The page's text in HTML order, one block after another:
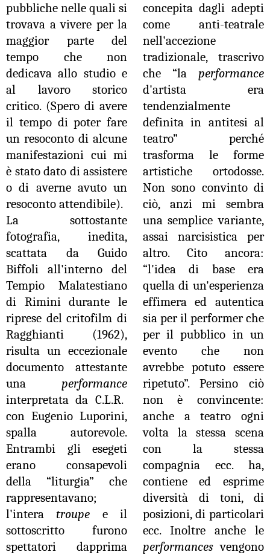
pubbliche nelle quali si
trovava a vivere per la
maggior parte del
tempo che non
dedicava allo studio e
al lavoro storico
critico. (Spero di avere
il tempo di poter fare
un resoconto di alcune
manifestazioni cui mi
è stato dato di assistere
o di averne avuto un
resoconto attendibile).
La sottostante
fotografia, inedita,
scattata da Guido
Biffoli all'interno del
Tempio Malatestiano
di Rimini durante le
riprese del critofilm di
Ragghianti (1962),
risulta un eccezionale
documento attestante
una performance
interpretata da C.L.R.
con Eugenio Luporini,
spalla autorevole.
Entrambi gli esegeti
erano consapevoli
della “liturgia” che
rappresentavano;
l'interatroupe e il
sottoscritto furono
spettatori dapprima
concepita dagli adepti
come anti-teatrale
nell'accezione
tradizionale, trascrivo
che “la performance
d'artista era
tendenzialmente
definita in antitesi al
teatro” perché
trasforma le forme
artistiche ortodosse.
Non sono convinto di
ciò, anzi mi sembra
una semplice variante,
assai narcisistica per
altro. Cito ancora:
“l'idea di base era
quella di un'esperienza
effimera ed autentica
sia per il performer che
per il pubblico in un
evento che non
avrebbe potuto essere
ripetuto”. Persino ciò
non è convincente:
anche a teatro ogni
volta la stessa scena
con la stessa
compagnia ecc. ha,
contiene ed esprime
diversità di toni, di
posizioni, di particolari
ecc. Inoltre anche le
performancesvengono